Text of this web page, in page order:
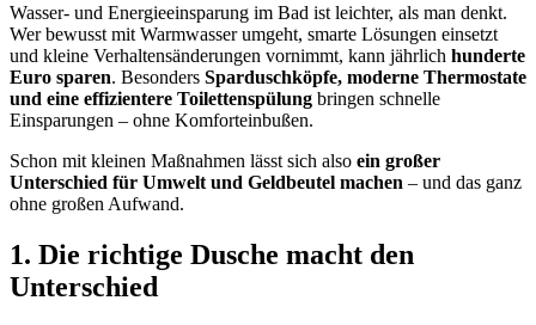
Wasser- und Energieeinsparung im Bad ist leichter, als man denkt.
Wer bewusst mit Warmwasser umgeht, smarte Lösungen einsetzt
und kleine Verhaltensänderungen vornimmt, kann jährlich hunderte
Euro sparen. Besonders Sparduschköpfe, moderne Thermostate
und eine effizientere Toilettenspülung bringen schnelle
Einsparungen – ohne Komforteinbußen.
Schon mit kleinen Maßnahmen lässt sich also ein großer
Unterschied für Umwelt und Geldbeutel machen – und das ganz
ohne großen Aufwand.
1. Die richtige Dusche macht den
Unterschied